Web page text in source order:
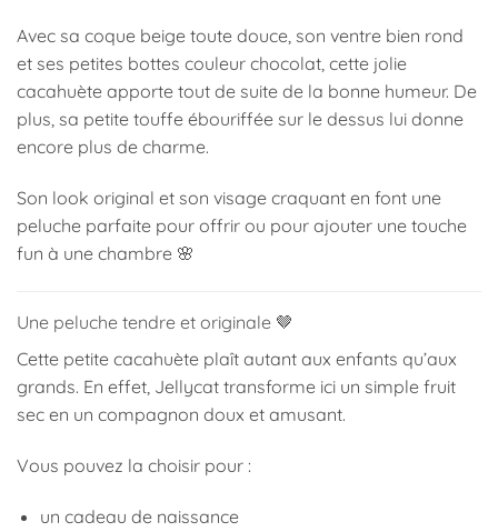
Avec sa coque beige toute douce, son ventre bien rond
et ses petites bottes couleur chocolat, cette jolie
cacahuète apporte tout de suite de la bonne humeur. De
plus, sa petite touffe ébouriffée sur le dessus lui donne
encore plus de charme.
Son look original et son visage craquant en font une
peluche parfaite pour offrir ou pour ajouter une touche
fun à une chambre 🌸
Une peluche tendre et originale 🤎
Cette petite cacahuète plaît autant aux enfants qu’aux
grands. En effet, Jellycat transforme ici un simple fruit
sec en un compagnon doux et amusant.
Vous pouvez la choisir pour :
un cadeau de naissance